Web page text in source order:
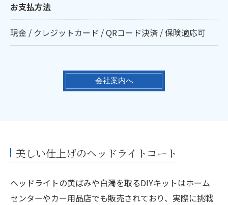
お支払方法
現金 / クレジットカード / QRコード決済 / 保険適応可
会社案内へ
美しい仕上げのヘッドライトコート
ヘッドライトの黄ばみや白濁を取るDIYキットはホーム
センターやカー用品店でも販売されており、実際に挑戦